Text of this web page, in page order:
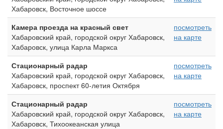
Хабаровск, Восточное шоссе
Камера проезда на красный свет
Хабаровский край, городской округ Хабаровск,
Хабаровск, улица Карла Маркса
посмотреть
на карте
Стационарный радар
Хабаровский край, городской округ Хабаровск,
Хабаровск, проспект 60-летия Октября
посмотреть
на карте
Стационарный радар
Хабаровский край, городской округ Хабаровск,
Хабаровск, Тихоокеанская улица
посмотреть
на карте